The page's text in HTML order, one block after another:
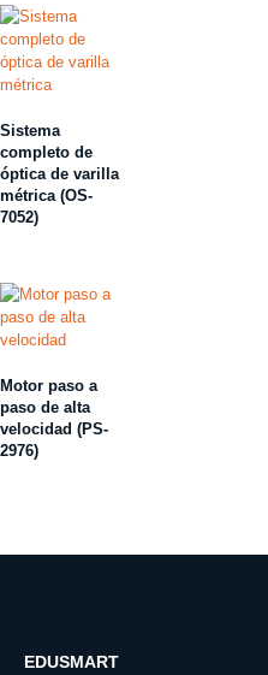
Sistema
completo de
óptica de varilla
métrica (OS-
7052)
Motor paso a
paso de alta
velocidad (PS-
2976)
EDUSMART